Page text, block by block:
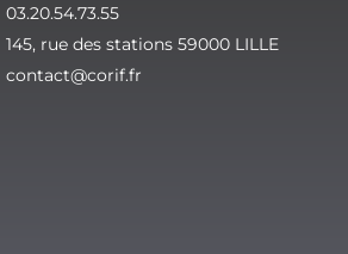
03.20.54.73.55
145, rue des stations 59000 LILLE
contact@corif.fr